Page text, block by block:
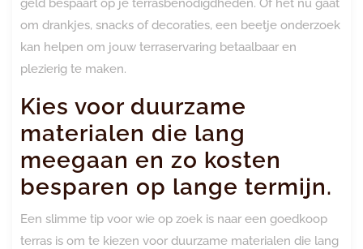
geld bespaart op je terrasbenodigdheden. Of het nu gaat
om drankjes, snacks of decoraties, een beetje onderzoek
kan helpen om jouw terraservaring betaalbaar en
plezierig te maken.
Kies voor duurzame
materialen die lang
meegaan en zo kosten
besparen op lange termijn.
Een slimme tip voor wie op zoek is naar een goedkoop
terras is om te kiezen voor duurzame materialen die lang